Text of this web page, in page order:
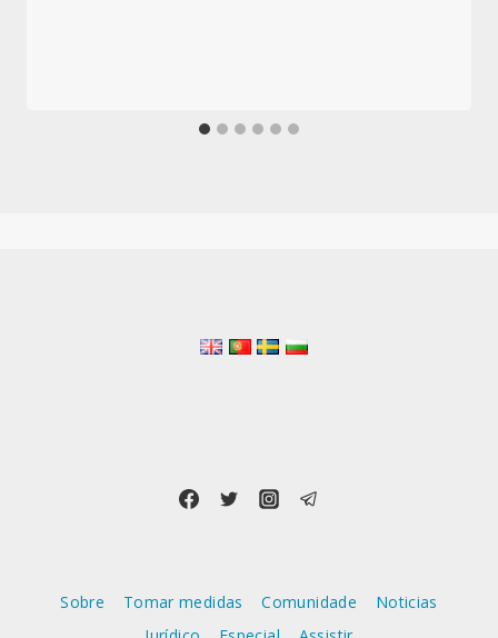
Sobre Tomar medidas Comunidade
Noticias